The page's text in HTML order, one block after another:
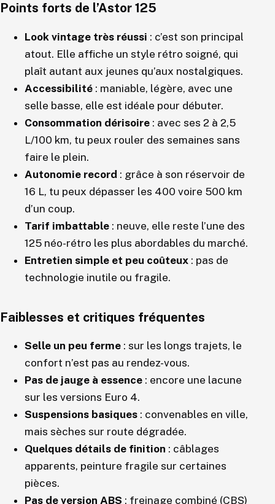
Points forts de l’Astor 125
Look vintage très réussi : c’est son principal
atout. Elle affiche un style rétro soigné, qui
plaît autant aux jeunes qu’aux nostalgiques.
Accessibilité : maniable, légère, avec une
selle basse, elle est idéale pour débuter.
Consommation dérisoire : avec ses 2 à 2,5
L/100 km, tu peux rouler des semaines sans
faire le plein.
Autonomie record : grâce à son réservoir de
16 L, tu peux dépasser les 400 voire 500 km
d’un coup.
Tarif imbattable : neuve, elle reste l’une des
125 néo-rétro les plus abordables du marché.
Entretien simple et peu coûteux : pas de
technologie inutile ou fragile.
Faiblesses et critiques fréquentes
Selle un peu ferme : sur les longs trajets, le
confort n’est pas au rendez-vous.
Pas de jauge à essence : encore une lacune
sur les versions Euro 4.
Suspensions basiques : convenables en ville,
mais sèches sur route dégradée.
Quelques détails de finition : câblages
apparents, peinture fragile sur certaines
pièces.
Pas de version ABS : freinage combiné (CBS)